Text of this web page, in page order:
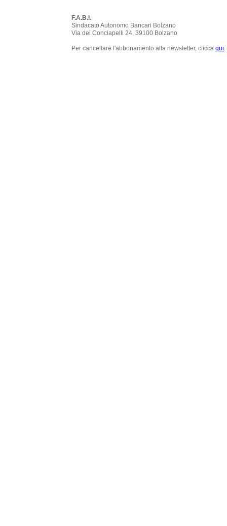
F.A.B.I.
Sindacato Autonomo Bancari Bolzano
Via dei Conciapelli 24, 39100 Bolzano
Per cancellare l'abbonamento alla newsletter, clicca qui.